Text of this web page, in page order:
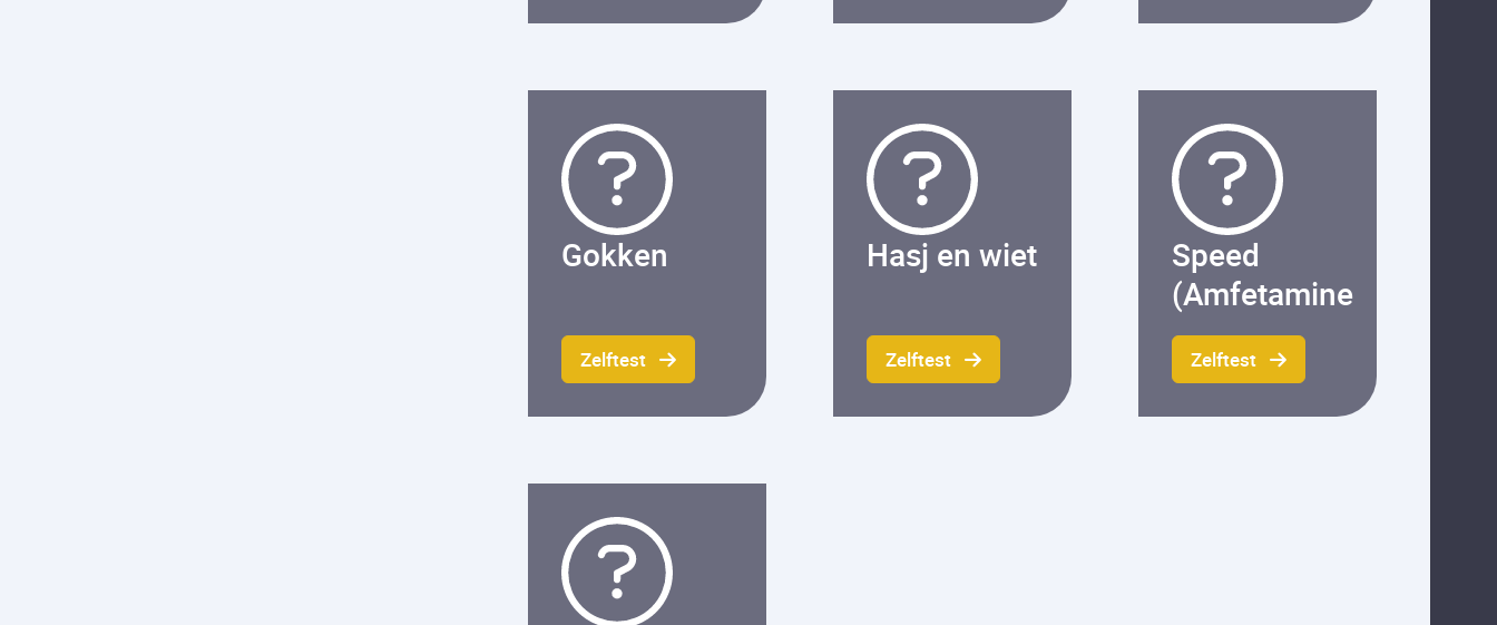
Gokken
Zelftest
Hasj en wiet
Zelftest
Speed
(Amfetamine
Zelftest